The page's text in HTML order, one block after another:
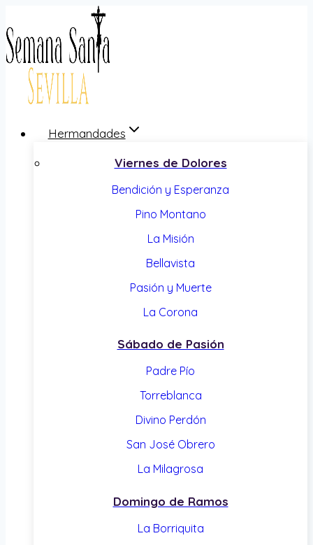
al
contenido
Hermandades
Viernes de Dolores
Bendición y Esperanza
Pino Montano
La Misión
Bellavista
Pasión y Muerte
La Corona
Sábado de Pasión
Padre Pío
Torreblanca
Divino Perdón
San José Obrero
La Milagrosa
Domingo de Ramos
La Borriquita